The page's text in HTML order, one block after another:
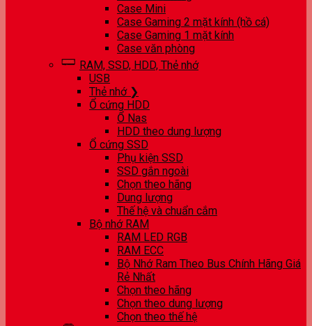
Case Mini
Case Gaming 2 mặt kính (hồ cá)
Case Gaming 1 mặt kính
Case văn phòng
RAM, SSD, HDD, Thẻ nhớ
USB
Thẻ nhớ ❯
Ổ cứng HDD
Ổ Nas
HDD theo dung lượng
Ổ cứng SSD
Phụ kiện SSD
SSD gắn ngoài
Chọn theo hãng
Dung lượng
Thế hệ và chuẩn cắm
Bộ nhớ RAM
RAM LED RGB
RAM ECC
Bộ Nhớ Ram Theo Bus Chính Hãng Giá
Rẻ Nhất
Chọn theo hãng
Chọn theo dung lượng
Chọn theo thế hệ